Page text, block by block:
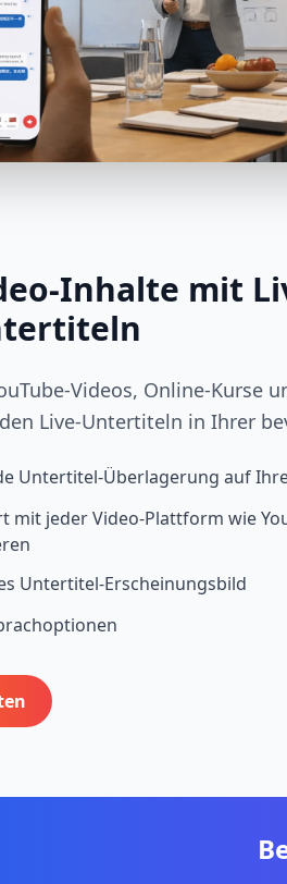
Inhalte mit
Videos, Online-Kurse
Live-Untertiteln in Ihrer
Untertitel-Überlagerung auf
mit jeder Video-Plattform wie
Untertitel-Erscheinungsbild